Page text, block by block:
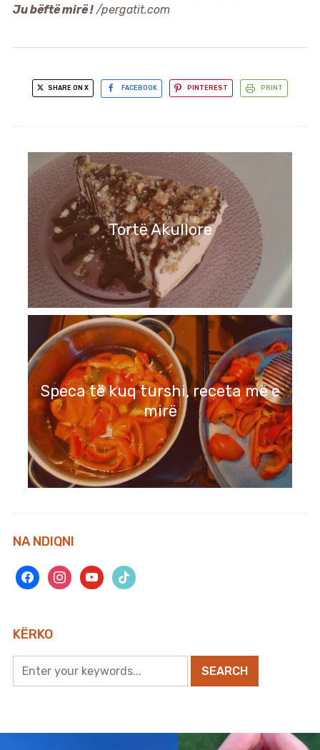
Ju bëftë mirë !/pergatit.com
SHARE ON X FACEBOOK PINTEREST PRINT
Tortë Akullore
Speca të kuq turshi, receta më e
mirë
NA NDIQNI
facebookinstagramyoutubetiktok
KËRKO